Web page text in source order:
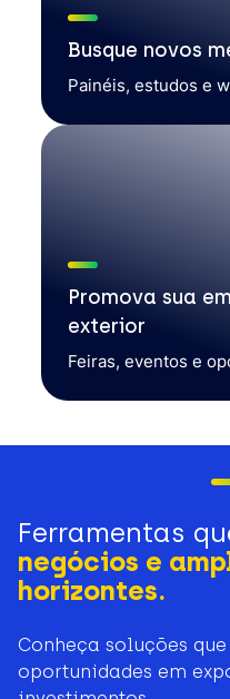
Busque novos
Painéis, estudos e
Promova sua
exterior
Feiras, eventos e
Ferramentas
negócios e
horizontes.
Conheça soluções
oportunidades em